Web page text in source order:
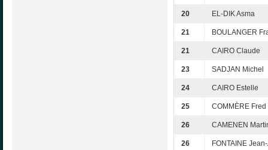
20 EL-DIK Asma
21 BOULANGER
21 CAIRO Claude
23 SADJAN Michel
24 CAIRO Estelle
25 COMMÈRE Fred
26 CAMENEN
26 FONTAINE